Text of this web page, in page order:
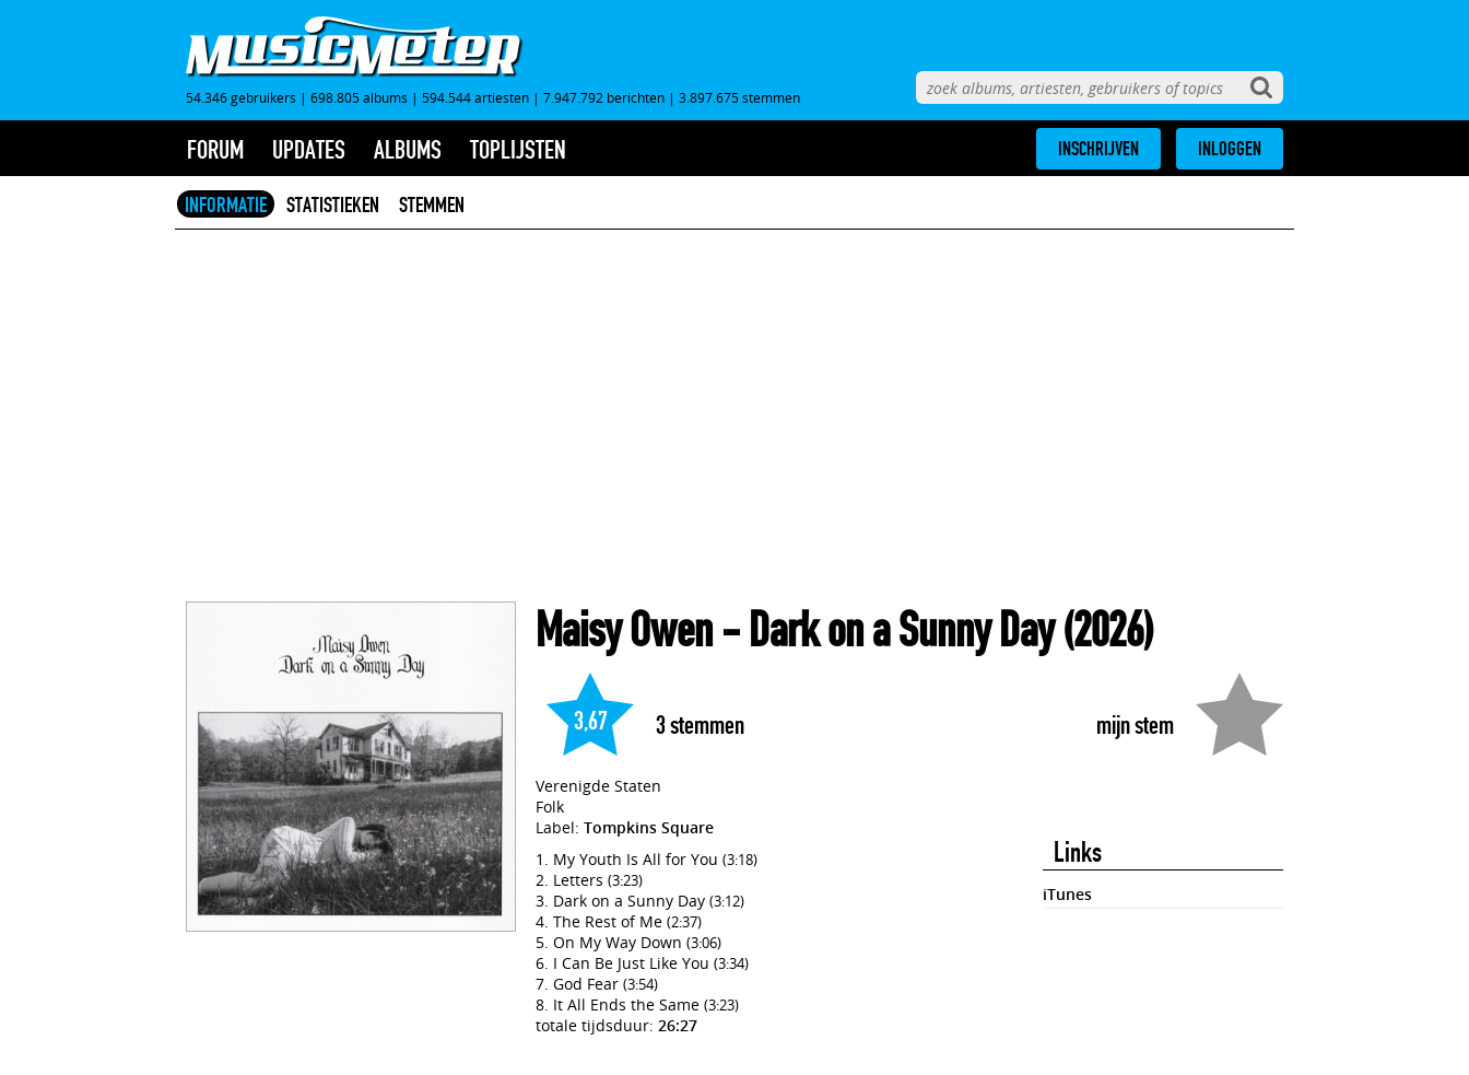
54.346 gebruikers | 698.805 albums | 594.544 artiesten | 7.947.792 berichten | 3.897.675 stemmen
FORUM UPDATES ALBUMS TOPLIJSTEN INSCHRIJVEN INLOGGEN
INFORMATIE STATISTIEKEN STEMMEN
Maisy Owen- Dark on a Sunny Day(2026)
mijn stem
3,67 3stemmen
Verenigde Staten
Folk
Label: Tompkins Square
My Youth Is All for You (3:18)
Letters (3:23)
Dark on a Sunny Day (3:12)
The Rest of Me (2:37)
On My Way Down (3:06)
I Can Be Just Like You (3:34)
God Fear (3:54)
It All Ends the Same (3:23)
totale tijdsduur: 26:27
Links
iTunes